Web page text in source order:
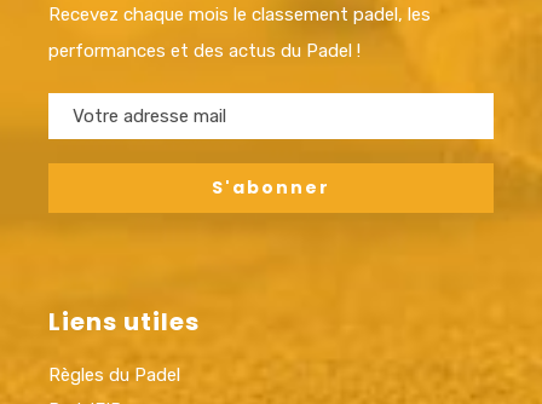
Recevez chaque mois le classement padel, les
performances et des actus du Padel !
Liens utiles
Règles du Padel